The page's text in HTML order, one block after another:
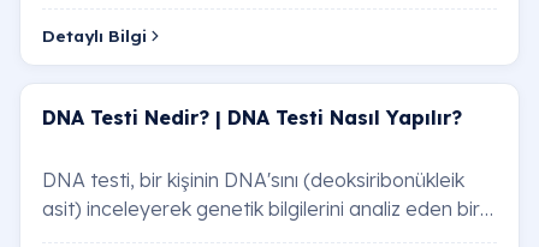
Detaylı Bilgi
DNA Testi Nedir? | DNA Testi Nasıl Yapılır?
DNA testi, bir kişinin DNA'sını (deoksiribonükleik
asit) inceleyerek genetik bilgilerini analiz eden bir
testtir. DNA, vücudumuzdaki hücrele…